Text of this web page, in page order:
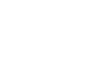
您購物簡單